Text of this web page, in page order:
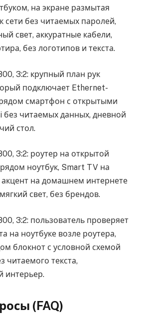
на экране размытая
сети без читаемых паролей,
свет, аккуратные кабели,
без логотипов и текста.
3:2: крупный план рук
подключает Ethernet-
рядом смартфон с открытыми
без читаемых данных, дневной
стол.
3:2: роутер на открытой
ноутбук, Smart TV на
на домашнем интернете
свет, без брендов.
3:2: пользователь проверяет
на ноутбуке возле роутера,
блокнот с условной схемой
читаемого текста,
интерьер.
(FAQ)